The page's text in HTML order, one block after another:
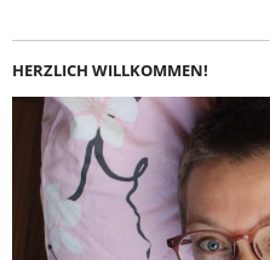
HERZLICH WILLKOMMEN!